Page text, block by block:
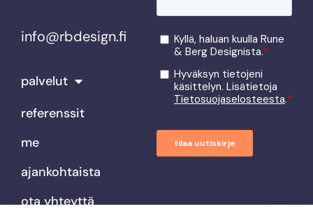
info@rbdesign.fi
palvelut
referenssit
me
ajankohtaista
ota yhteyttä